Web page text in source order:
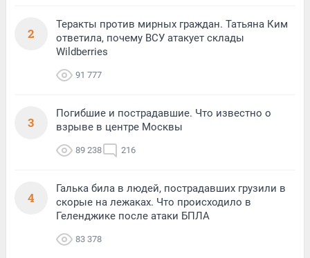
2
Теракты против мирных граждан. Татьяна Ким
ответила, почему ВСУ атакует склады
Wildberries
91 777
3
Погибшие и пострадавшие. Что известно о
взрыве в центре Москвы
89 238 216
4
Галька била в людей, пострадавших грузили в
скорые на лежаках. Что происходило в
Геленджике после атаки БПЛА
83 378